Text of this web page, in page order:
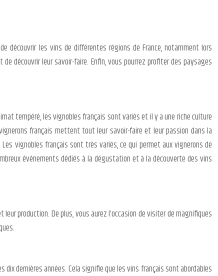
découvrir les vins de différentes régions de France, notamment lors
découvrir leur savoir-faire. Enfin, vous pourrez profiter des paysages
tempéré, les vignobles français sont variés et il y a une riche culture
français mettent tout leur savoir-faire et leur passion dans la
vignobles français sont très variés, ce qui permet aux vignerons de
événements dédiés à la dégustation et à la découverte des vins
production. De plus, vous aurez l’occasion de visiter de magnifiques
dernières années. Cela signifie que les vins français sont abordables